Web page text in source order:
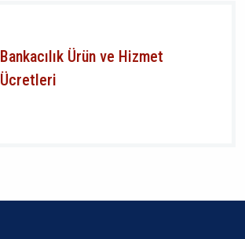
Bankacılık Ürün ve Hizmet
Ücretleri